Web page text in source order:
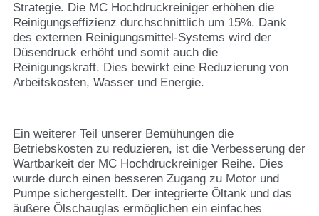
Strategie. Die MC Hochdruckreiniger erhöhen die
Reinigungseffizienz durchschnittlich um 15%. Dank
des externen Reinigungsmittel-Systems wird der
Düsendruck erhöht und somit auch die
Reinigungskraft. Dies bewirkt eine Reduzierung von
Arbeitskosten, Wasser und Energie.
Ein weiterer Teil unserer Bemühungen die
Betriebskosten zu reduzieren, ist die Verbesserung der
Wartbarkeit der MC Hochdruckreiniger Reihe. Dies
wurde durch einen besseren Zugang zu Motor und
Pumpe sichergestellt. Der integrierte Öltank und das
äußere Ölschauglas ermöglichen ein einfaches